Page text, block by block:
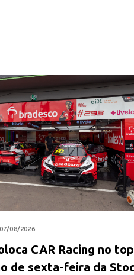
07/08/2026
CAR Racing no
de sexta-feira da